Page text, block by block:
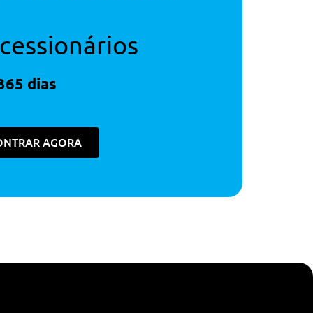
dias
AGORA